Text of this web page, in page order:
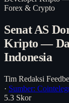
Forex & Crypto
Senat AS
Kripto —
Indonesia
Tim Redaksi
· Sumber:
5.3 Skor